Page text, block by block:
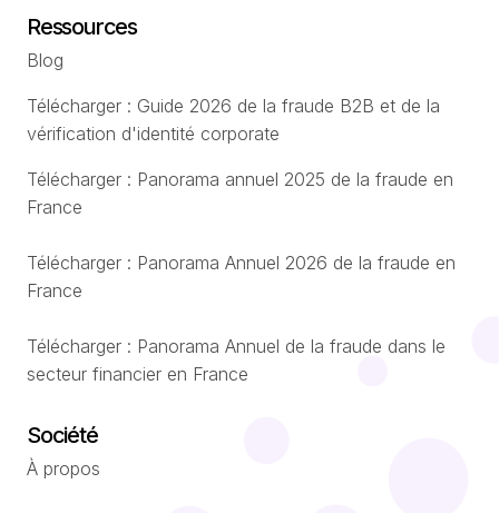
Ressources
Blog
Télécharger : Guide 2026 de la fraude B2B et de la
vérification d'identité corporate
Télécharger : Panorama annuel 2025 de la fraude en
France
Télécharger : Panorama Annuel 2026 de la fraude en
France
Télécharger : Panorama Annuel de la fraude dans le
secteur financier en France
Société
À propos